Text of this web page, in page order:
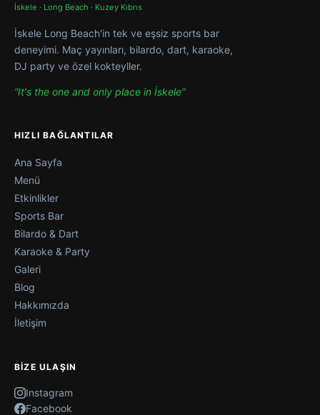
İskele · Long Beach · Kuzey Kıbrıs
İskele Long Beach'in tek ve eşsiz sports bar
deneyimi. Maç yayınları, bilardo, dart, karaoke,
DJ party ve özel kokteyller.
“It's the one and only place in İskele”
HIZLI BAĞLANTILAR
Ana Sayfa
Menü
Etkinlikler
Sports Bar
Bilardo & Dart
Karaoke & Party
Galeri
Blog
Hakkımızda
İletişim
BIZE ULAŞIN
Instagram
Facebook